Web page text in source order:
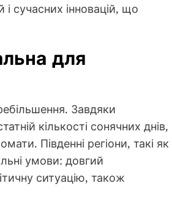
сучасних інновацій, що
для
Завдяки
кількості сонячних днів,
Південні регіони, такі як
умови: довгий
ситуацію, також